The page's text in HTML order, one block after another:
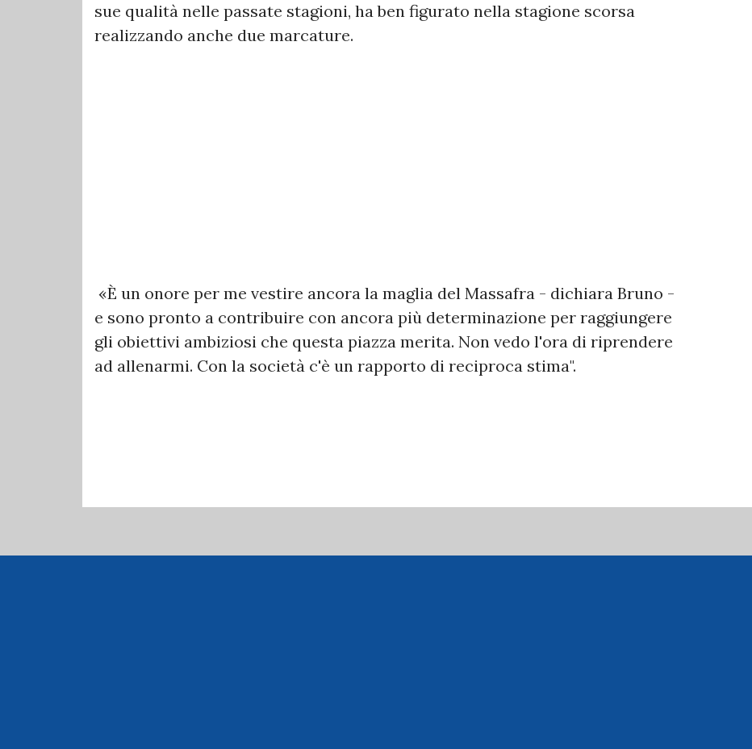
sue qualità nelle passate stagioni, ha ben figurato nella stagione scorsa
realizzando anche due marcature.
«È un onore per me vestire ancora la maglia del Massafra - dichiara Bruno -
e sono pronto a contribuire con ancora più determinazione per raggiungere
gli obiettivi ambiziosi che questa piazza merita. Non vedo l'ora di riprendere
ad allenarmi. Con la società c'è un rapporto di reciproca stima".